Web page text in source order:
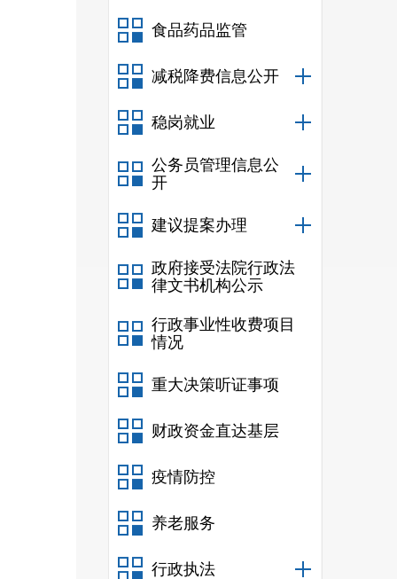
食品药品监管
减税降费信息公开
稳岗就业
公务员管理信息公
开
建议提案办理
政府接受法院行政法
律文书机构公示
行政事业性收费项目
情况
重大决策听证事项
财政资金直达基层
疫情防控
养老服务
行政执法